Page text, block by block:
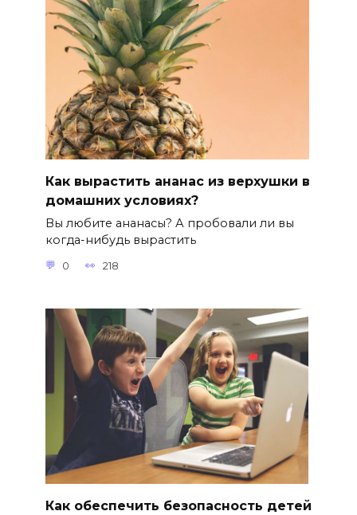
Как вырастить ананас из верхушки в
домашних условиях?
Вы любите ананасы? А пробовали ли вы
когда-нибудь вырастить
0 218
Как обеспечить безопасность детей